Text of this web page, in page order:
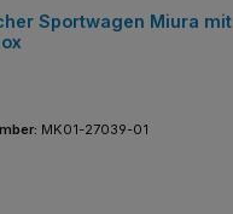
Sportwagen Miura mit
MK01-27039-01